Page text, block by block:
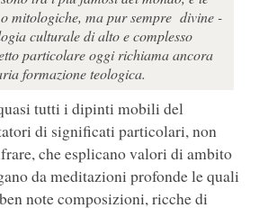
mitologiche, ma pur sempre divine -
culturale di alto e complesso
particolare oggi richiama ancora
formazione teologica.
tutti i dipinti mobili del
di significati particolari, non
che esplicano valori di ambito
da meditazioni profonde le quali
note composizioni, ricche di